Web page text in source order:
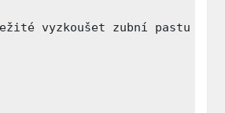
vyzkoušet zubní pastu na